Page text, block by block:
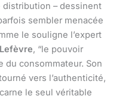
distribution – dessinent
sembler menacée
le souligne l’expert
, “le pouvoir
du consommateur. Son
vers l’authenticité,
le seul véritable